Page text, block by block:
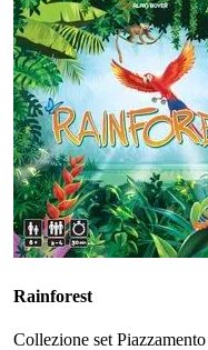
Rainforest
Collezione set Piazzamento